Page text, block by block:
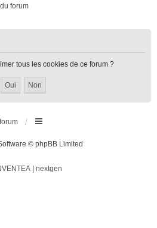
forum
tous les cookies de ce forum ?
© phpBB Limited
nextgen